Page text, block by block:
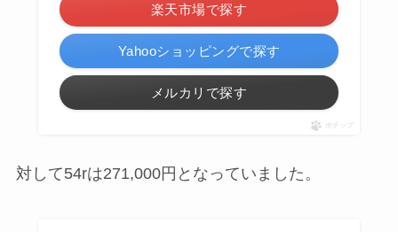
楽天市場で探す
Yahooショッピングで探す
メルカリで探す
ポチップ
対して54rは271,000円となっていました。